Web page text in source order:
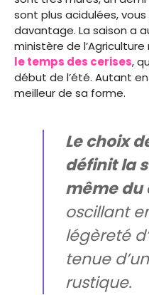
sont plus acidulées,
davantage. La saison a
ministère de
le temps des cerises,
début de l’été. Autant
meilleur de sa forme.
Le choix
définit la
même du
oscillant
légèreté
tenue
rustique.